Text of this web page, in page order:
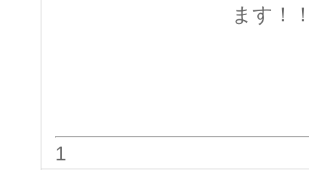
ます！
1